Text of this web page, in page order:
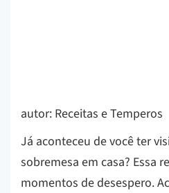
autor: Receitas e Temperos
Já aconteceu de você ter
sobremesa em casa? Essa
momentos de desespero.